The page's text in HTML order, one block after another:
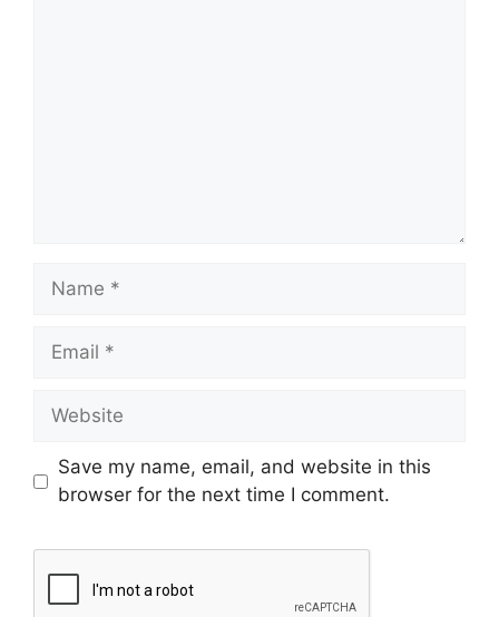
Save my name, email, and website in this
browser for the next time I comment.